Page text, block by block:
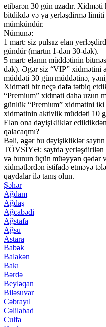
etibarən 30 gün uzadır. Xidməti
bitdikdə və ya yerləşdirmə limiti
mümkündür.
Nümunə:
1 mart: siz pulsuz elan
gündür (martın 1-dən 30-dək).
5 mart: elanın müddətinin
dək). Əgər siz “VIP” xidmətini
müddəti 30 gün müddətinə,
Xidməti bir neçə dəfə tətbiq
“Premium” xidməti daha uzun
günlük “Premium” xidmətini iki
xidmətinin aktivlik müddəti 10
Elan ona dəyişikliklər
qalacaqmı?
Bəli, əgər bu dəyişikliklər saytın
TÖVSİYƏ: saytda yerləşdirilən
və bunun üçün müəyyən qədər
xidmətlərdən istifadə etməyə
qaydalar ilə tanış olun.
Şəhər
Ağdam
Ağdaş
Ağcabədi
Ağstafa
Ağsu
Astara
Babək
Balakən
Bakı
Bərdə
Beyləqan
Biləsuvar
Cəbrayıl
Cəlilabad
Culfa